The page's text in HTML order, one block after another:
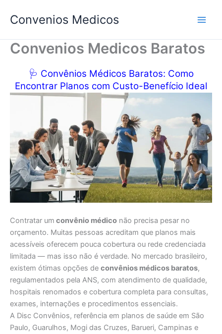
para
conteúdo
Convenios Medicos
Convenios Medicos Baratos
🩺 Convênios Médicos Baratos: Como
Encontrar Planos com Custo-Benefício Ideal
Contratar um convênio médico não precisa pesar no
orçamento. Muitas pessoas acreditam que planos mais
acessíveis oferecem pouca cobertura ou rede credenciada
limitada — mas isso não é verdade. No mercado brasileiro,
existem ótimas opções de convênios médicos baratos,
regulamentados pela ANS, com atendimento de qualidade,
hospitais renomados e cobertura completa para consultas,
exames, internações e procedimentos essenciais.
A Disc Convênios, referência em planos de saúde em São
Paulo, Guarulhos, Mogi das Cruzes, Barueri, Campinas e